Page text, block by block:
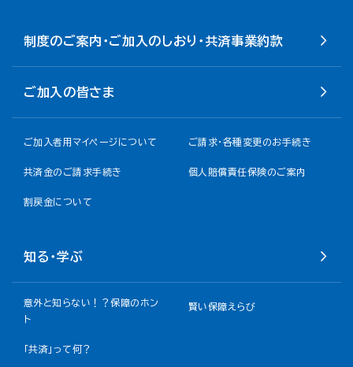
制度のご案内・ご加入のしおり・共済事業約款
ご加入の皆さま
ご加入者用マイページについて ご請求・各種変更のお手続き
共済金のご請求手続き 個人賠償責任保険のご案内
割戻金について​
知る・学ぶ
意外と知らない！？保障のホン
ト
賢い保障えらび
「共済」って何？